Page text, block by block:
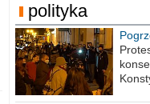
polityka